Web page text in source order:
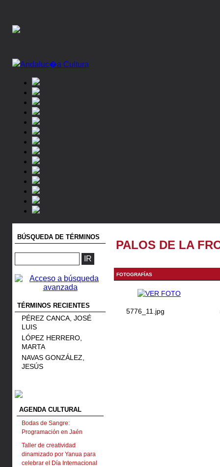
BÚSQUEDA DE TÉRMINOS
TÉRMINOS RECIENTES
PÉREZ CANCA, JOSÉ
LUIS
LÓPEZ HERRERO,
MARTA
NAVAS GONZÁLEZ,
JESÚS
AGENDA CULTURAL
Bodas de Sangre:
Programación en Jaén
Taller de creatividad
dinamizado por Yanua para
celebrar el Día Internacional
PALOS DE LA
FOTOGRAFÍAS
5776_11.jpg